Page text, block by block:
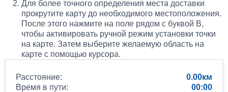
Для более точного определения места доставки
прокрутите карту до необходимого местоположения.
После этого нажмите на поле рядом с буквой B,
чтобы активировать ручной режим установки точки
на карте. Затем выберите желаемую область на
карте с помощью курсора.
Расстояние:
0.00
Время в пути:
00:00